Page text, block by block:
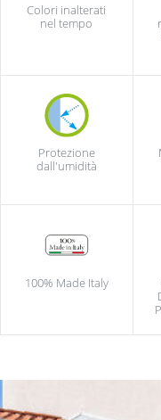
Colori inalterati
nel tempo
Protezione
dall'umidità
100% Made Italy